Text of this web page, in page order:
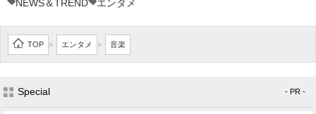
NEWS＆TREND エンタメ
TOP > エンタメ > 音楽
Special - PR -